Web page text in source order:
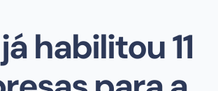
habilitou 11